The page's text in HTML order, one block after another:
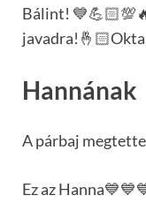
Bálint!
Hannának
A párbaj
Ez az